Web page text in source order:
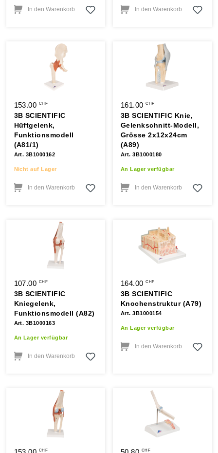
In den Warenkorb In den Warenkorb
153.00 CHF
3B SCIENTIFIC
Hüftgelenk,
Funktionsmodell
(A81/1)
Art. 3B1000162
Nicht auf Lager
In den Warenkorb
161.00CHF
3B SCIENTIFIC Knie,
Gelenkschnitt-Modell,
Grösse 2x12x24cm
(A89)
Art. 3B1000180
An Lager verfügbar
In den Warenkorb
107.00 CHF
3B SCIENTIFIC
Kniegelenk,
Funktionsmodell (A82)
Art. 3B1000163
An Lager verfügbar
In den Warenkorb
164.00CHF
3B SCIENTIFIC
Knochenstruktur (A79)
Art. 3B1000154
An Lager verfügbar
In den Warenkorb
CHF CHF